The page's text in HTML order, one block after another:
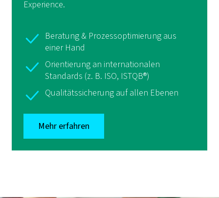
Experience.
Beratung & Prozessoptimierung aus
einer Hand
Orientierung an internationalen
Standards (z. B. ISO, ISTQB®)
Qualitätssicherung auf allen Ebenen
Mehr erfahren